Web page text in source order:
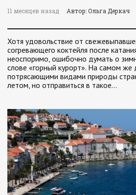
11 месяцев назад Автор: Ольга Деркач
Хотя удовольствие от
согревающего коктейля после
неоспоримо, ошибочно думать о
слове «горный курорт». На самом же
потрясающими видами природы
летом, но отправиться в такое…